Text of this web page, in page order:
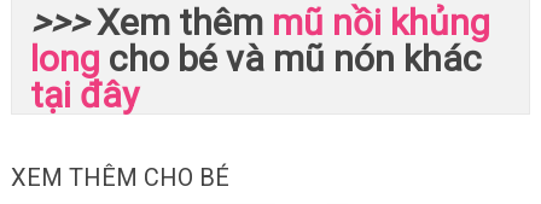
>>>Xem thêm mũ nồi khủng
long cho bé và mũ nón khác
tại đây
XEM THÊM CHO BÉ